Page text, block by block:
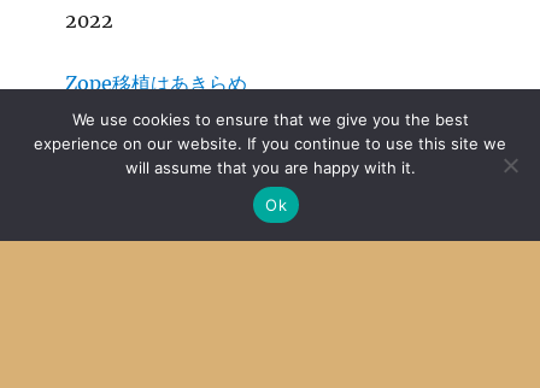
2022
Zope移植はあきらめ
2016
We use cookies to ensure that we give you the best
experience on our website. If you continue to use this site we
will assume that you are happy with it.
Ok